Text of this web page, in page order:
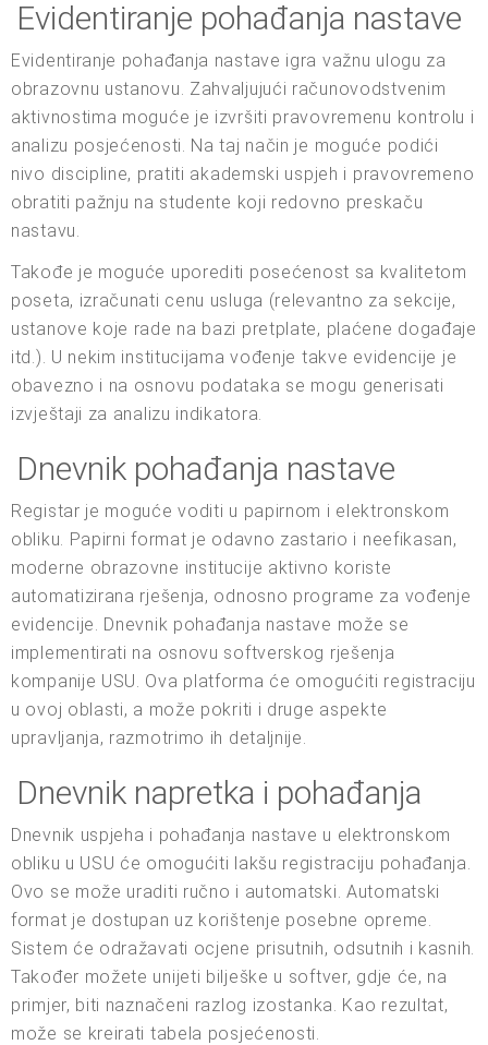
Evidentiranje pohađanja nastave
Evidentiranje pohađanja nastave igra važnu ulogu za
obrazovnu ustanovu. Zahvaljujući računovodstvenim
aktivnostima moguće je izvršiti pravovremenu kontrolu i
analizu posjećenosti. Na taj način je moguće podići
nivo discipline, pratiti akademski uspjeh i pravovremeno
obratiti pažnju na studente koji redovno preskaču
nastavu.
Takođe je moguće uporediti posećenost sa kvalitetom
poseta, izračunati cenu usluga (relevantno za sekcije,
ustanove koje rade na bazi pretplate, plaćene događaje
itd.). U nekim institucijama vođenje takve evidencije je
obavezno i na osnovu podataka se mogu generisati
izvještaji za analizu indikatora.
Dnevnik pohađanja nastave
Registar je moguće voditi u papirnom i elektronskom
obliku. Papirni format je odavno zastario i neefikasan,
moderne obrazovne institucije aktivno koriste
automatizirana rješenja, odnosno programe za vođenje
evidencije. Dnevnik pohađanja nastave može se
implementirati na osnovu softverskog rješenja
kompanije USU. Ova platforma će omogućiti registraciju
u ovoj oblasti, a može pokriti i druge aspekte
upravljanja, razmotrimo ih detaljnije.
Dnevnik napretka i pohađanja
Dnevnik uspjeha i pohađanja nastave u elektronskom
obliku u USU će omogućiti lakšu registraciju pohađanja.
Ovo se može uraditi ručno i automatski. Automatski
format je dostupan uz korištenje posebne opreme.
Sistem će odražavati ocjene prisutnih, odsutnih i kasnih.
Također možete unijeti bilješke u softver, gdje će, na
primjer, biti naznačeni razlog izostanka. Kao rezultat,
može se kreirati tabela posjećenosti.